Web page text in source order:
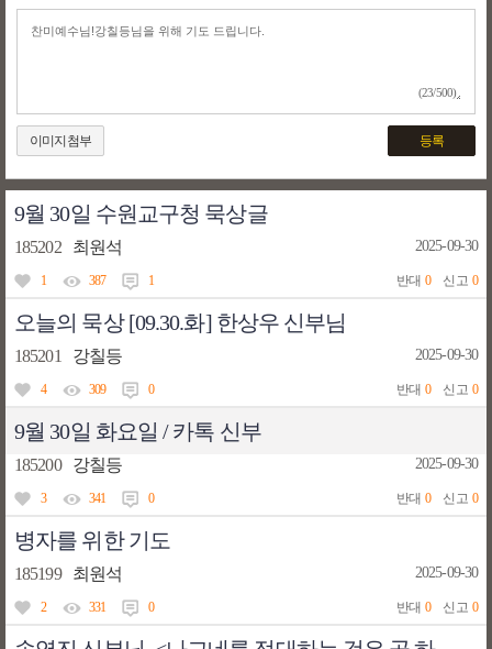
(23/500)
이미지첨부 등록
9월 30일 수원교구청 묵상글
185202 최원석 2025-09-30
1 387 1 반대0 신고 0
오늘의 묵상 [09.30.화] 한상우 신부님
185201 강칠등 2025-09-30
4 309 0 반대0 신고 0
9월 30일 화요일 / 카톡 신부
185200 강칠등 2025-09-30
3 341 0 반대0 신고 0
병자를 위한 기도
185199 최원석 2025-09-30
2 331 0 반대0 신고 0